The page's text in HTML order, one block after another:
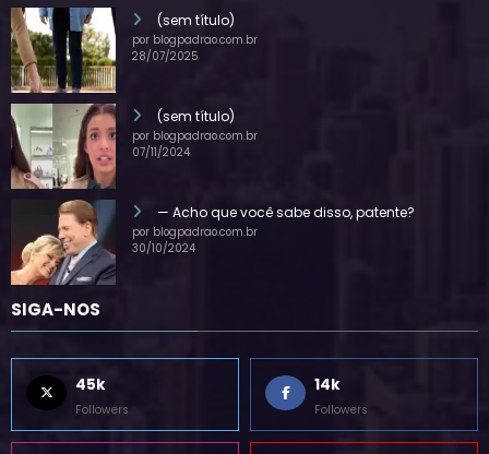
(sem título)
por blogpadrao.com.br
28/07/2025
(sem título)
por blogpadrao.com.br
07/11/2024
— Acho que você sabe disso, patente?
por blogpadrao.com.br
30/10/2024
SIGA-NOS
45k
Followers
14k
Followers